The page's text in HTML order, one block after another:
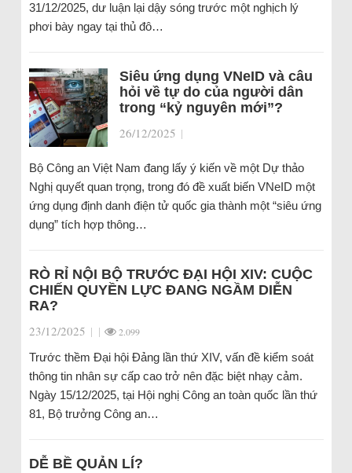
31/12/2025, dư luận lại dậy sóng trước một nghịch lý
phơi bày ngay tại thủ đô…
Siêu ứng dụng VNeID và câu
hỏi về tự do của người dân
trong “kỷ nguyên mới”?
26/12/2025 |
Bộ Công an Việt Nam đang lấy ý kiến về một Dự thảo
Nghị quyết quan trọng, trong đó đề xuất biến VNeID một
ứng dụng định danh điện tử quốc gia thành một “siêu ứng
dụng” tích hợp thông…
RÒ RỈ NỘI BỘ TRƯỚC ĐẠI HỘI XIV: CUỘC
CHIẾN QUYỀN LỰC ĐANG NGẦM DIỄN
RA?
23/12/2025 | | 2.099
Trước thềm Đại hội Đảng lần thứ XIV, vấn đề kiểm soát
thông tin nhân sự cấp cao trở nên đặc biệt nhạy cảm.
Ngày 15/12/2025, tại Hội nghị Công an toàn quốc lần thứ
81, Bộ trưởng Công an…
DỄ BỀ QUẢN LÍ?